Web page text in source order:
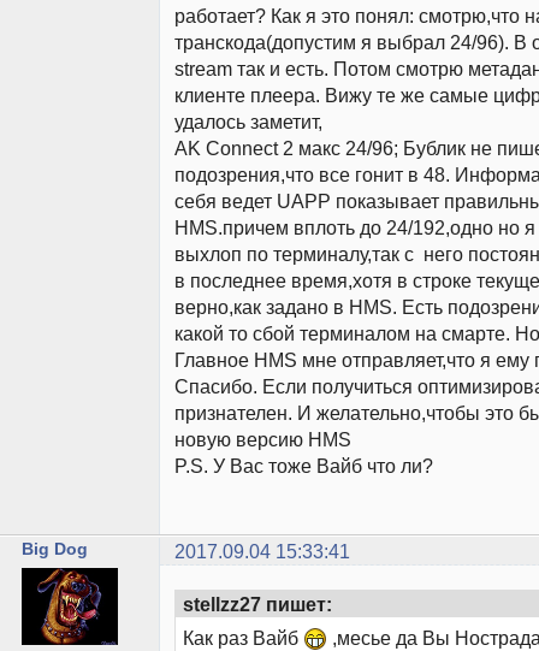
работает? Как я это понял: смотрю,что
транскода(допустим я выбрал 24/96). В
stream так и есть. Потом смотрю
клиенте плеера. Вижу те же самые
удалось заметит,
AK Connect 2 макс 24/96; Бублик не
подозрения,что все гонит в 48.
себя ведет UAPP показывает
HMS.причем вплоть до 24/192,одно но
выхлоп по терминалу,так с него
в последнее время,хотя в строке
верно,как задано в HMS. Есть
какой то сбой терминалом на смарте.
Главное HMS мне отправляет,что я
Спасибо. Если получиться
признателен. И желательно,чтобы это
новую версию HMS
P.S. У Вас тоже Вайб что ли?
Big Dog 2017.09.04 15:33:41
stellzz27 пишет:
Как раз Вайб
,месье да Вы